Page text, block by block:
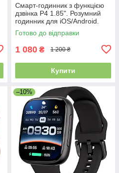
Смарт-годинник з функцією
дзвінка P4 1.85". Розумний
годинник для iOS/Android.
Пульсометр, моніторинг сну,
крокомір
Готово до відправки
1 080 ₴ 1 200 ₴
Купити
–10%